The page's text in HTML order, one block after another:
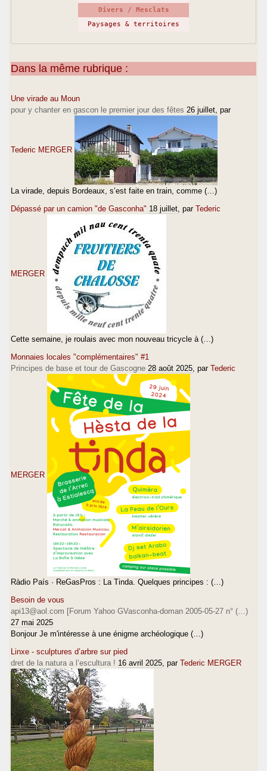
Divers / Mesclats
Paysages & territoires
Dans la même rubrique :
Une virade au Moun
pour y chanter en gascon le premier jour des fêtes 26 juillet , par
Tederic MERGER
La virade, depuis Bordeaux, s’est faite en train, comme (…)
Dépassé par un camion "de Gasconha" 18 juillet , par Tederic
MERGER
Cette semaine, je roulais avec mon nouveau tricycle à (…)
Monnaies locales "complémentaires" #1
Principes de base et tour de Gascogne 28 août 2025 , par Tederic
MERGER
Ràdio País · ReGasPros : La Tinda. Quelques principes : (…)
Besoin de vous
api13@aol.com [Forum Yahoo GVasconha-doman 2005-05-27 n° (…)
27 mai 2025
Bonjour Je m'intéresse à une énigme archéologique (…)
Linxe - sculptures d’arbre sur pied
dret de la natura a l’escultura ! 16 avril 2025 , par Tederic MERGER